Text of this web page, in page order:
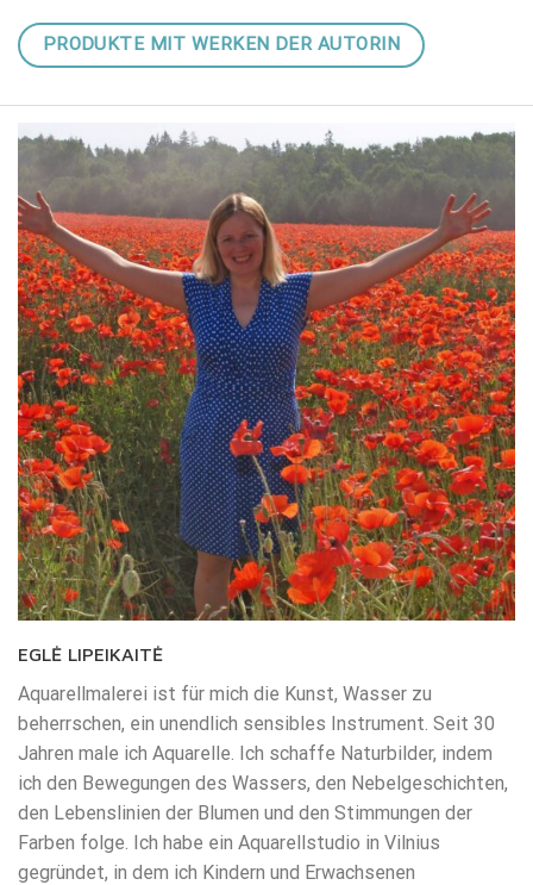
PRODUKTE MIT WERKEN DER AUTORIN
EGLĖ LIPEIKAITĖ
Aquarellmalerei ist für mich die Kunst, Wasser zu
beherrschen, ein unendlich sensibles Instrument. Seit 30
Jahren male ich Aquarelle. Ich schaffe Naturbilder, indem
ich den Bewegungen des Wassers, den Nebelgeschichten,
den Lebenslinien der Blumen und den Stimmungen der
Farben folge. Ich habe ein Aquarellstudio in Vilnius
gegründet, in dem ich Kindern und Erwachsenen